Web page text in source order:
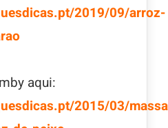
2019/09/arroz-
aqui:
2015/03/